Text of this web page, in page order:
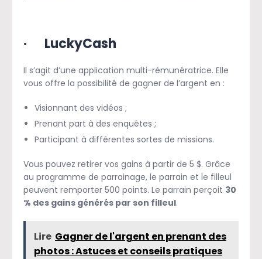
· LuckyCash
Il s’agit d’une application multi-rémunératrice. Elle
vous offre la possibilité de gagner de l’argent en :
Visionnant des vidéos ;
Prenant part à des enquêtes ;
Participant à différentes sortes de missions.
Vous pouvez retirer vos gains à partir de 5 $. Grâce
au programme de parrainage, le parrain et le filleul
peuvent remporter 500 points. Le parrain perçoit 30
% des gains générés par son filleul.
Lire Gagner de l'argent en prenant des
photos : Astuces et conseils pratiques